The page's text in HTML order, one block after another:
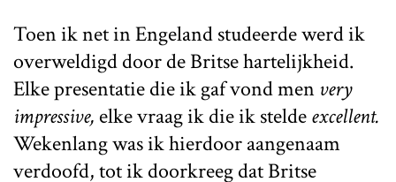
Toen ik net in Engeland studeerde werd ik
overweldigd door de Britse hartelijkheid.
Elke presentatie die ik gaf vond menvery
impressive, elke vraag ik die ik steldeexcellent.
Wekenlang was ik hierdoor aangenaam
verdoofd, tot ik doorkreeg dat Britse